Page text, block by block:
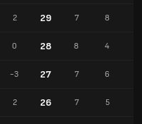
2 29 7 8
0 28 8 4
-3 27 7 6
2 26 7 5